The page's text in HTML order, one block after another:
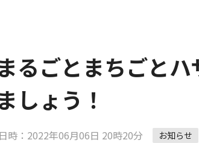
まるごとまちごと
ましょう！
時：2022年06月06日 20時20分 お知らせ